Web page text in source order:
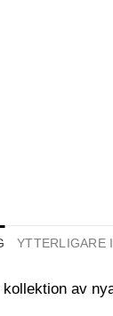
YTTERLIGARE
kollektion av